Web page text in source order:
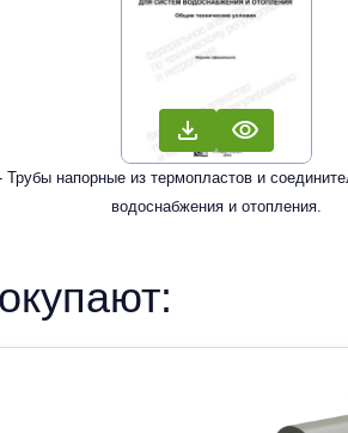
напорные из термопластов и
водоснабжения и отопления.